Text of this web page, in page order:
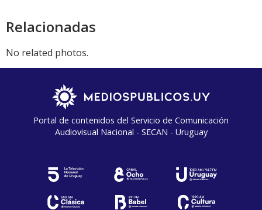
Relacionadas
No related photos.
Portal de contenidos del Servicio de Comunicación
Audiovisual Nacional - SECAN - Uruguay